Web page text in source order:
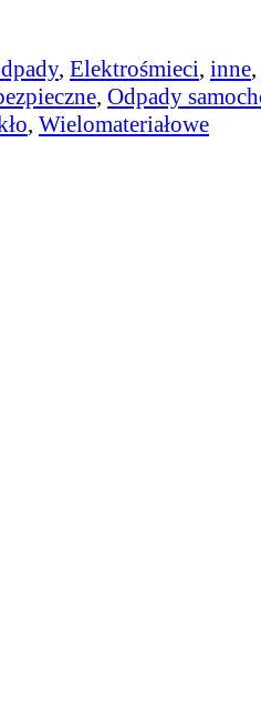
, Elektrośmieci, inne,
, Odpady
, Wielomateriałowe